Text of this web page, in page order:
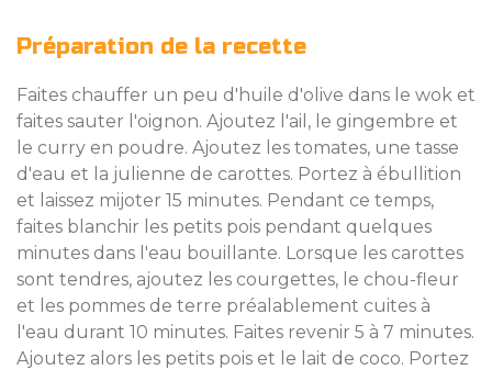
Préparation de la recette
Faites chauffer un peu d'huile d'olive dans le wok et
faites sauter l'oignon. Ajoutez l'ail, le gingembre et
le curry en poudre. Ajoutez les tomates, une tasse
d'eau et la julienne de carottes. Portez à ébullition
et laissez mijoter 15 minutes. Pendant ce temps,
faites blanchir les petits pois pendant quelques
minutes dans l'eau bouillante. Lorsque les carottes
sont tendres, ajoutez les courgettes, le chou-fleur
et les pommes de terre préalablement cuites à
l'eau durant 10 minutes. Faites revenir 5 à 7 minutes.
Ajoutez alors les petits pois et le lait de coco. Portez